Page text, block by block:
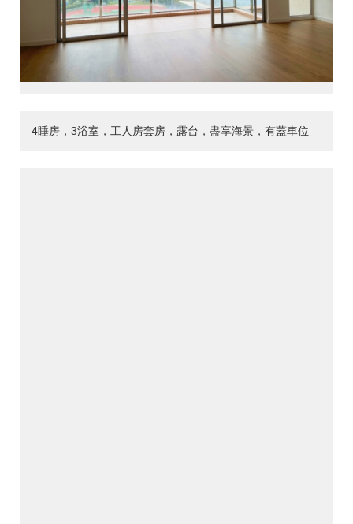
4睡房，3浴室，工人房套房，露台，盡享海景，有蓋車位